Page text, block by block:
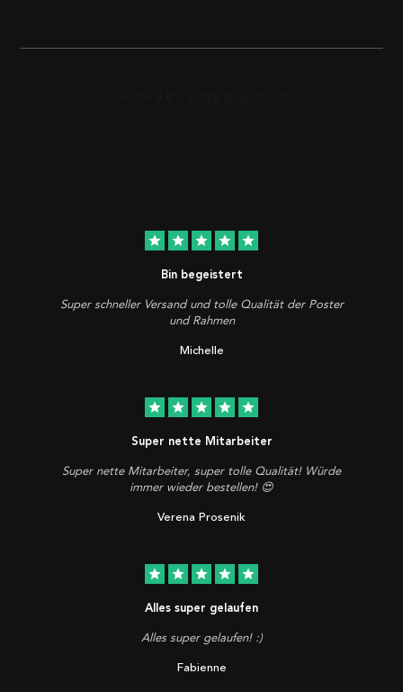
star star star star star
Bin begeistert
Super schneller Versand und tolle Qualität der Poster
und Rahmen
Michelle
star star star star star
Super nette Mitarbeiter
Super nette Mitarbeiter, super tolle Qualität! Würde
immer wieder bestellen! 😍
Verena Prosenik
star star star star star
Alles super gelaufen
Alles super gelaufen! :)
Fabienne